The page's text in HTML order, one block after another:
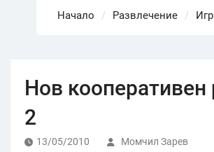
Начало Развлечение
Нов
2
13/05/2010 Момчил Зарев